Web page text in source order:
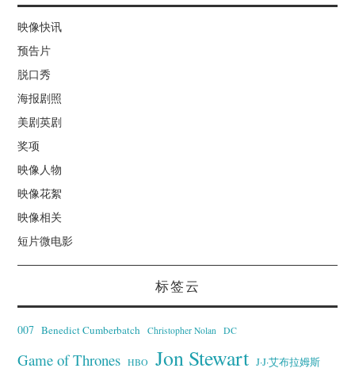
映像快讯
预告片
脱口秀
海报剧照
美剧英剧
奖项
映像人物
映像花絮
映像相关
短片微电影
标签云
007 Benedict Cumberbatch Christopher Nolan DC
Game of Thrones HBO Jon Stewart J·J·艾布拉姆斯